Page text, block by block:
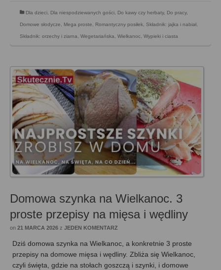
Dla dzieci, Dla niespodziewanych gości, Do kawy czy herbaty, Do pracy,
Domowe słodycze, Mega proste, Romantyczny posiłek, Składnik: jajka i nabiał,
Składnik: orzechy i ziarna, Wegetariańska, Wielkanoc, Wypieki i ciasta
Domowa szynka na Wielkanoc. 3
proste przepisy na mięsa i wędliny
on 21 MARCA 2026 z JEDEN KOMENTARZ
Dziś domowa szynka na Wielkanoc, a konkretnie 3 proste
przepisy na domowe mięsa i wędliny. Zbliża się Wielkanoc,
czyli święta, gdzie na stołach goszczą i szynki, i domowe